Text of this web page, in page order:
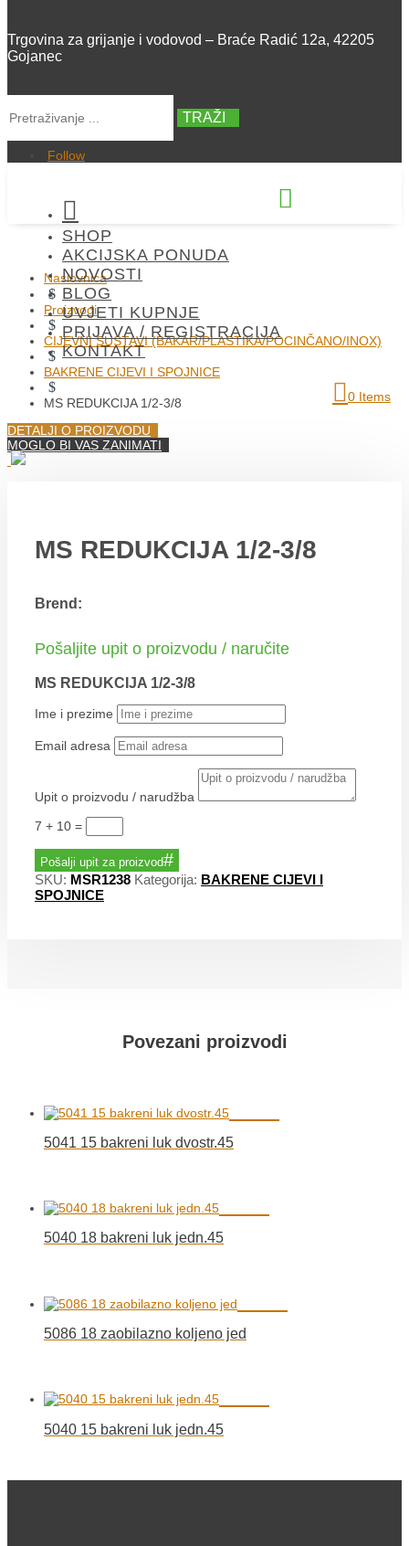
Trgovina za grijanje i vodovod – Braće Radić 12a, 42205
Gojanec
TRAŽI
Follow


SHOP
AKCIJSKA PONUDA
NOVOSTI
BLOG
UVJETI KUPNJE
PRIJAVA / REGISTRACIJA
KONTAKT
0 Items
Naslovnica
$
Proizvodi
$
CIJEVNI SUSTAVI (BAKAR/PLASTIKA/POCINČANO/INOX)
$
BAKRENE CIJEVI I SPOJNICE
$
MS REDUKCIJA 1/2-3/8
DETALJI O PROIZVODU
MOGLO BI VAS ZANIMATI
MS REDUKCIJA 1/2-3/8
Brend:
Pošaljite upit o proizvodu / naručite
MS REDUKCIJA 1/2-3/8
Ime i prezime
Email adresa
Upit o proizvodu / narudžba
7 + 10 =
Pošalji upit za proizvod
SKU: MSR1238 Kategorija: BAKRENE CIJEVI I
SPOJNICE
Povezani proizvodi
5041 15 bakreni luk dvostr.45
5040 18 bakreni luk jedn.45
5086 18 zaobilazno koljeno jed
5040 15 bakreni luk jedn.45